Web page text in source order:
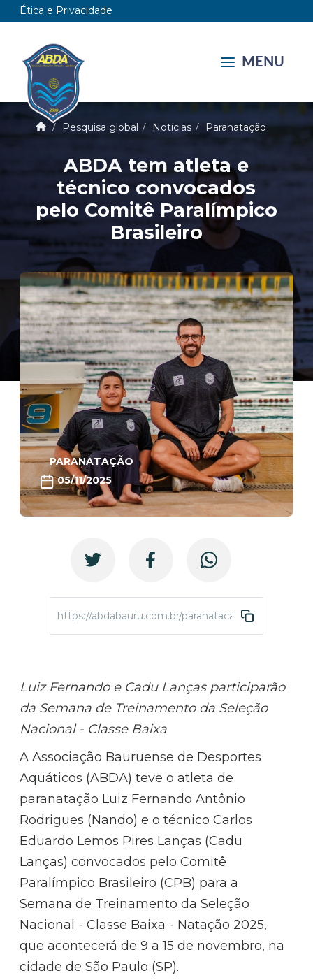
Ética e Privacidade
MENU
Pesquisa global Notícias Paranatação
ABDA tem atleta e
técnico convocados
pelo Comitê Paralímpico
Brasileiro
PARANATAÇÃO
05/11/2025
https://abdabauru.com.br/paranatacao-semana-
Luiz Fernando e Cadu Lanças participarão
da Semana de Treinamento da Seleção
Nacional - Classe Baixa
A Associação Bauruense de Desportes
Aquáticos (ABDA) teve o atleta de
paranatação Luiz Fernando Antônio
Rodrigues (Nando) e o técnico Carlos
Eduardo Lemos Pires Lanças (Cadu
Lanças) convocados pelo Comitê
Paralímpico Brasileiro (CPB) para a
Semana de Treinamento da Seleção
Nacional - Classe Baixa - Natação 2025,
que acontecerá de 9 a 15 de novembro, na
cidade de São Paulo (SP).